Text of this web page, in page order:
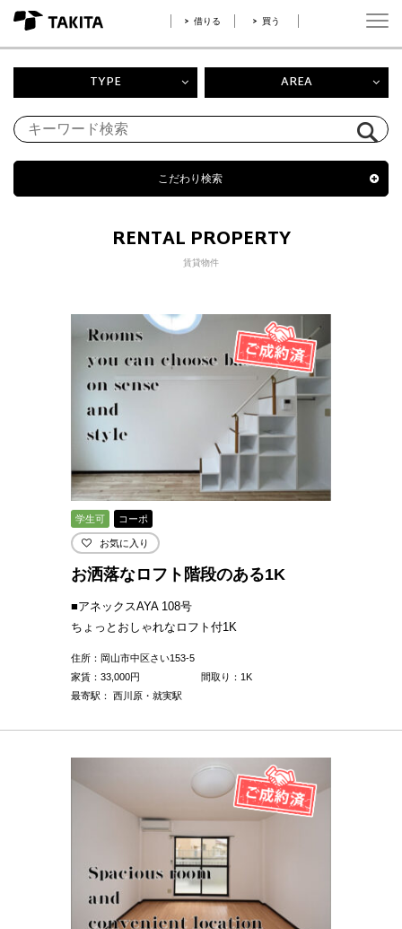
借りる 買う
TYPE AREA
こだわり検索
RENTAL PROPERTY
賃貸物件
学生可 コーポ
お気に入り
お洒落なロフト階段のある1K
■アネックスAYA 108号
ちょっとおしゃれなロフト付1K
住所：岡山市中区さい153-5
家賃： 33,000円
間取り：1K
最寄駅： 西川原・就実駅